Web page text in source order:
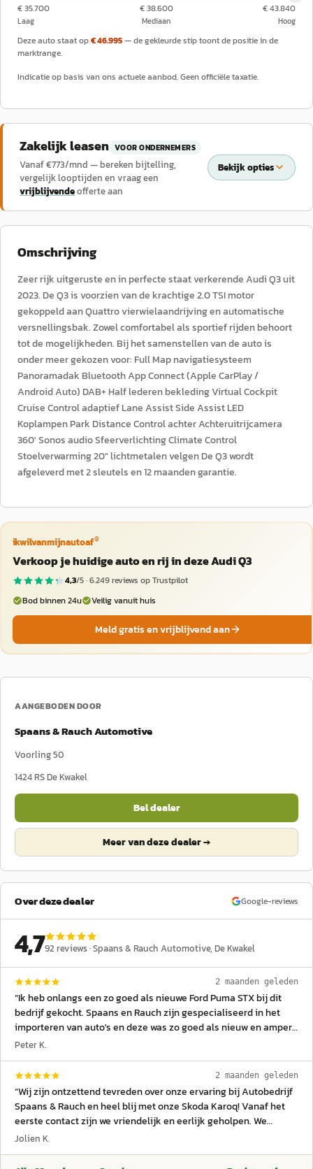
€ 35.700
Laag
€ 38.600
Mediaan
€ 43.840
Hoog
Deze auto staat op€ 46.995— de gekleurde stip toont de positie in de
marktrange.
Indicatie op basis van ons actuele aanbod. Geen officiële taxatie.
Zakelijk leasen VOOR ONDERNEMERS
Vanaf €773/mnd — bereken bijtelling,
vergelijk looptijden en vraag een
vrijblijvendeofferte aan
Bekijk opties
Omschrijving
Zeer rijk uitgeruste en in perfecte staat verkerende Audi Q3 uit
2023. De Q3 is voorzien van de krachtige 2.0 TSI motor
gekoppeld aan Quattro vierwielaandrijving en automatische
versnellingsbak. Zowel comfortabel als sportief rijden behoort
tot de mogelijkheden. Bij het samenstellen van de auto is
onder meer gekozen voor: Full Map navigatiesysteem
Panoramadak Bluetooth App Connect (Apple CarPlay /
Android Auto) DAB+ Half lederen bekleding Virtual Cockpit
Cruise Control adaptief Lane Assist Side Assist LED
Koplampen Park Distance Control achter Achteruitrijcamera
360′ Sonos audio Sfeerverlichting Climate Control
Stoelverwarming 20″ lichtmetalen velgen De Q3 wordt
afgeleverd met 2 sleutels en 12 maanden garantie.
ikwilvanmijnautoaf®
Verkoop je huidige auto en rij in deze Audi Q3
4,3/5 ·6.249reviews op Trustpilot
Bod binnen 24u
Veilig vanuit huis
Meld gratis en vrijblijvend aan
AANGEBODEN DOOR
Spaans & Rauch Automotive
Voorling 50
1424 RSDe Kwakel
Bel dealer
Meer van deze dealer →
Over deze dealer Google-reviews
4,792 reviews ·Spaans & Rauch Automotive, De Kwakel
2 maanden geleden
“Ik heb onlangs een zo goed als nieuwe Ford Puma STX bij dit
bedrijf gekocht. Spaans en Rauch zijn gespecialiseerd in het
importeren van auto's en deze was zo goed als nieuw en amper
ingereden. Alle opties die ik wilde waren aanwezig dus de koop
merken; een heel klein issue werd zonder problemen verholpen.
Eerlijkheid en vakkennis en klantvriendelijkheid: dat is wat ik
zoek bij een autobedrijf. Spaans en Rauch: Dank en veel succes
met jullie bedrijf.”
Peter K.
2 maanden geleden
“Wij zijn ontzettend tevreden over onze ervaring bij Autobedrijf
Spaans & Rauch en heel blij met onze Skoda Karoq! Vanaf het
eerste contact zijn we vriendelijk en eerlijk geholpen. We
kregen een nette en eerlijke inruilprijs voor onze auto en er
aankoop, zonder enige druk. Omdat wij pas na sluitingstijd de
Jolien K.